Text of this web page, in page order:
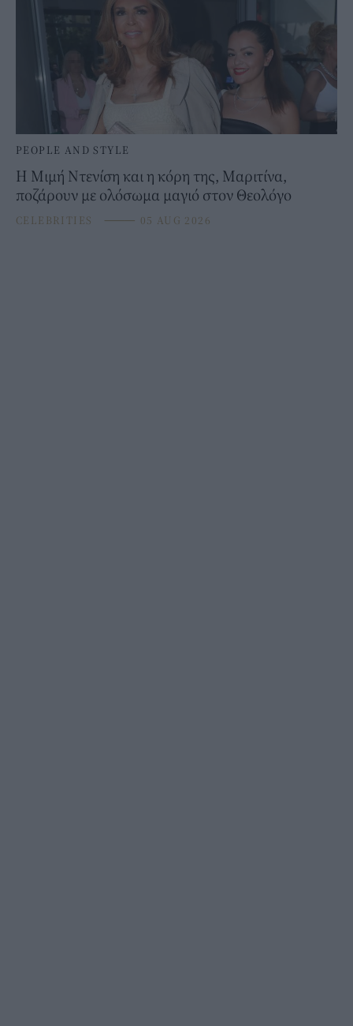
PEOPLE AND STYLE
Η Μιμή Ντενίση και η κόρη της, Μαριτίνα,
ποζάρουν με ολόσωμα μαγιό στον Θεολόγο
CELEBRITIES ⸻ 05 AUG 2026